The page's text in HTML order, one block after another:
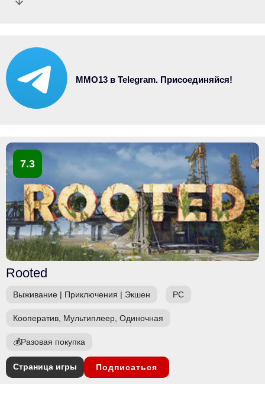
MMO13 в Telegram. Присоединяйся!
7.3
Rooted
Выживание | Приключения | Экшен PC
Кооператив, Мультиплеер, Одиночная
💰Разовая покупка
Страница игры Подписаться